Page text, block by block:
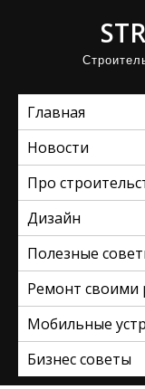
Главная
Новости
Про
Дизайн
Полезные
Ремонт своими
Мобильные
Бизнес советы